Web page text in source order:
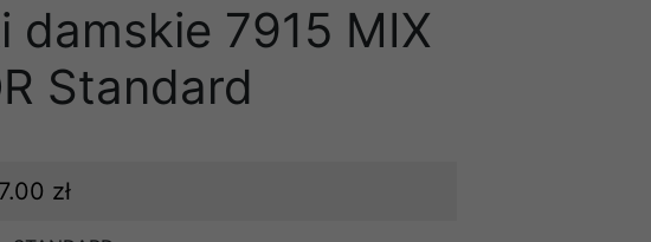
damskie 7915 MIX
Standard
7.00 zł